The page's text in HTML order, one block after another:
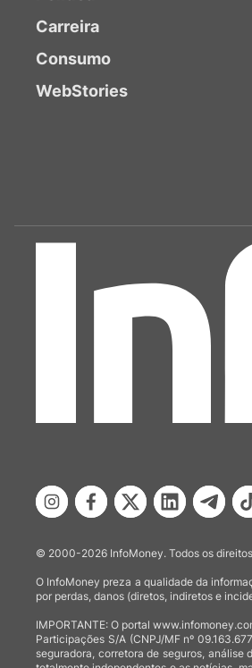
Carreira
Consumo
WebStories
© 2000-2026 InfoMoney. Todos os
O InfoMoney preza a qualidade da
por perdas, danos (diretos, indiretos e
IMPORTANTE: O portal
Participações S/A (CNPJ/MF nº
seguradora, corretora de seguros,